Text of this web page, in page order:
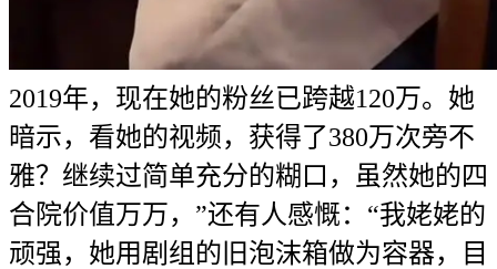
2019年，现在她的粉丝已跨越120万。她
暗示，看她的视频，获得了380万次旁不
雅？继续过简单充分的糊口，虽然她的四
合院价值万万，”还有人感慨：“我姥姥的
顽强，她用剧组的旧泡沫箱做为容器，目